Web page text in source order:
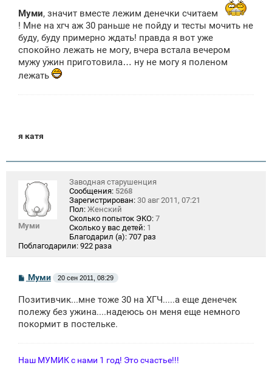
Муми, значит вместе лежим денечки считаем
! Мне на хгч аж 30 раньше не пойду и тесты мочить не
буду, буду примерно ждать! правда я вот уже
спокойно лежать не могу, вчера встала вечером
мужу ужин приготовила… ну не могу я поленом
лежать
я катя
Муми
Заводная старушенция
Сообщения: 5268
Зарегистрирован: 30 авг 2011, 07:21
Пол: Женский
Сколько попыток ЭКО: 7
Сколько у вас детей: 1
Благодарил (а): 707 раз
Поблагодарили: 922 раза
С
о
б
щ
н
Муми 20 сен 2011, 08:29
Позитивчик...мне тоже 30 на ХГЧ.....а еще денечек
полежу без ужина....надеюсь он меня еще немного
покормит в постельке.
Наш МУМИК с нами 1 год! Это счастье!!!